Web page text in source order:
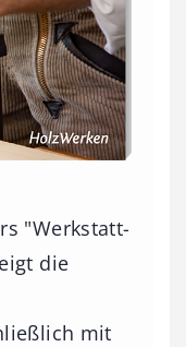
"Werkstatt-
die
mit